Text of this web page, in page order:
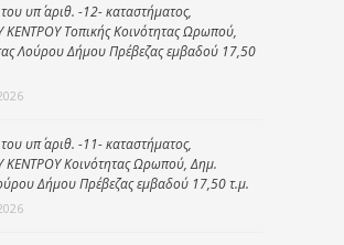
υπ΄ αριθ. -12- καταστήματος,
Τοπικής Κοινότητας Ωρωπού,
Λούρου Δήμου Πρέβεζας εμβαδού 17,50
υπ΄ αριθ. -11- καταστήματος,
Κοινότητας Ωρωπού, Δημ.
Δήμου Πρέβεζας εμβαδού 17,50 τ.μ.